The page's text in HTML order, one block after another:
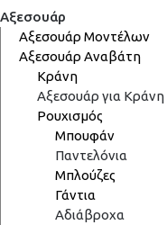
Αξεσουάρ
Αξεσουάρ Μοντέλων
Αξεσουάρ Αναβάτη
Κράνη
Αξεσουάρ για Κράνη
Ρουχισμός
Μπουφάν
Παντελόνια
Μπλούζες
Γάντια
Αδιάβροχα